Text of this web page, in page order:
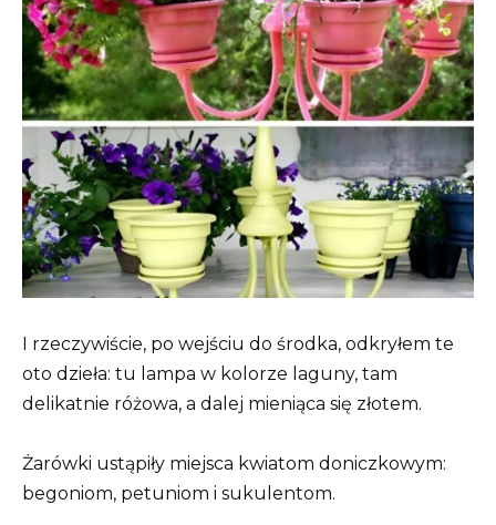
I rzeczywiście, po wejściu do środka, odkryłem te
oto dzieła: tu lampa w kolorze laguny, tam
delikatnie różowa, a dalej mieniąca się złotem.
Żarówki ustąpiły miejsca kwiatom doniczkowym:
begoniom, petuniom i sukulentom.